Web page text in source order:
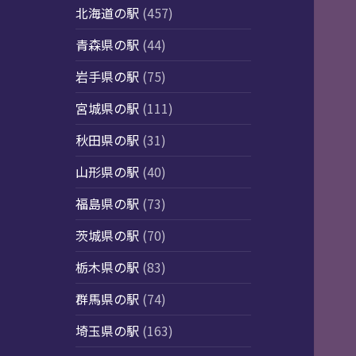
北海道の駅 (457)
青森県の駅 (44)
岩手県の駅 (75)
宮城県の駅 (111)
秋田県の駅 (31)
山形県の駅 (40)
福島県の駅 (73)
茨城県の駅 (70)
栃木県の駅 (83)
群馬県の駅 (74)
埼玉県の駅 (163)